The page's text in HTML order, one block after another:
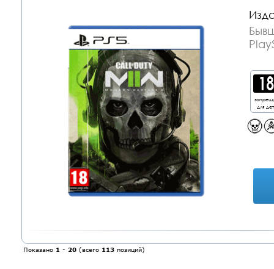
для
Показано 1 - 20 (всего 113 позиций)